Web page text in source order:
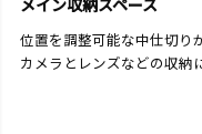
メイン収納スペース
位置を調整可能な中仕切り
カメラとレンズなどの収納